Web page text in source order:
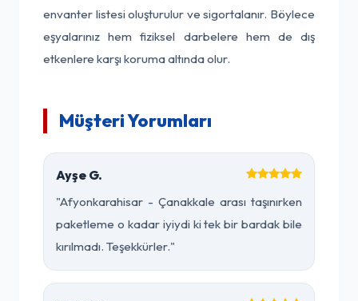
envanter listesi oluşturulur ve sigortalanır. Böylece
eşyalarınız hem fiziksel darbelere hem de dış
etkenlere karşı koruma altında olur.
Müşteri Yorumları
Ayşe G.
"Afyonkarahisar - Çanakkale arası taşınırken
paketleme o kadar iyiydi ki tek bir bardak bile
kırılmadı. Teşekkürler."